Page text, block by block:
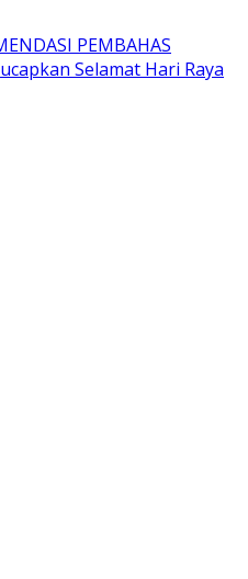
PEMBAHAS
Selamat Hari Raya